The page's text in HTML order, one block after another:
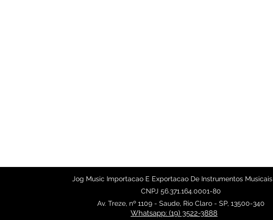
Whatsapp: (19) 3522-3888
Jog Music Importacao E Exportacao De Instrumentos
CNPJ 56.371.164.0001-80
Av. Treze, nº 1109 - Saude, Rio Claro - SP, 13500-340